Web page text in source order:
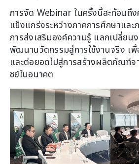
การจัด Webinar ในครั้งนี้สะท้อนถึ
แข็งแกร่งระหว่างภาคการศึกษาและ
การส่งเสริมองค์ความรู้ แลกเปลี่ยน
พัฒนานวัตกรรมสู่การใช้งานจริง เ
และต่อยอดไปสู่การสร้างผลิตภัณฑ์จ
ชย์ในอนาคต